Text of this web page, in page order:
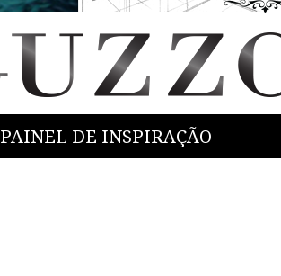
PAINEL DE INSPIRAÇÃO